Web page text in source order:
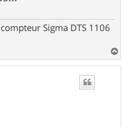
Sigma DTS 1106
a